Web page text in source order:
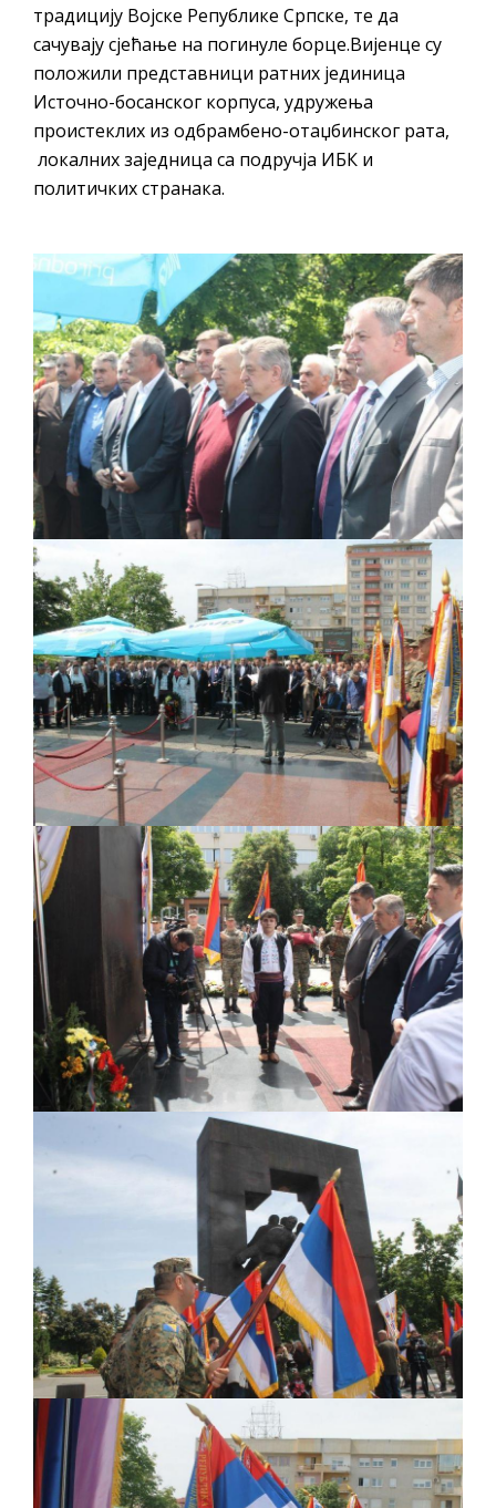
традицију Војске Републике Српске, те да
сачувају сјећање на погинулe борце.Вијенце су
положили представници ратних јединица
Источно-босанског корпуса, удружења
проистеклих из одбрамбено-отаџбинског рата,
локалних заједница са подручја ИБК и
политичких странака.